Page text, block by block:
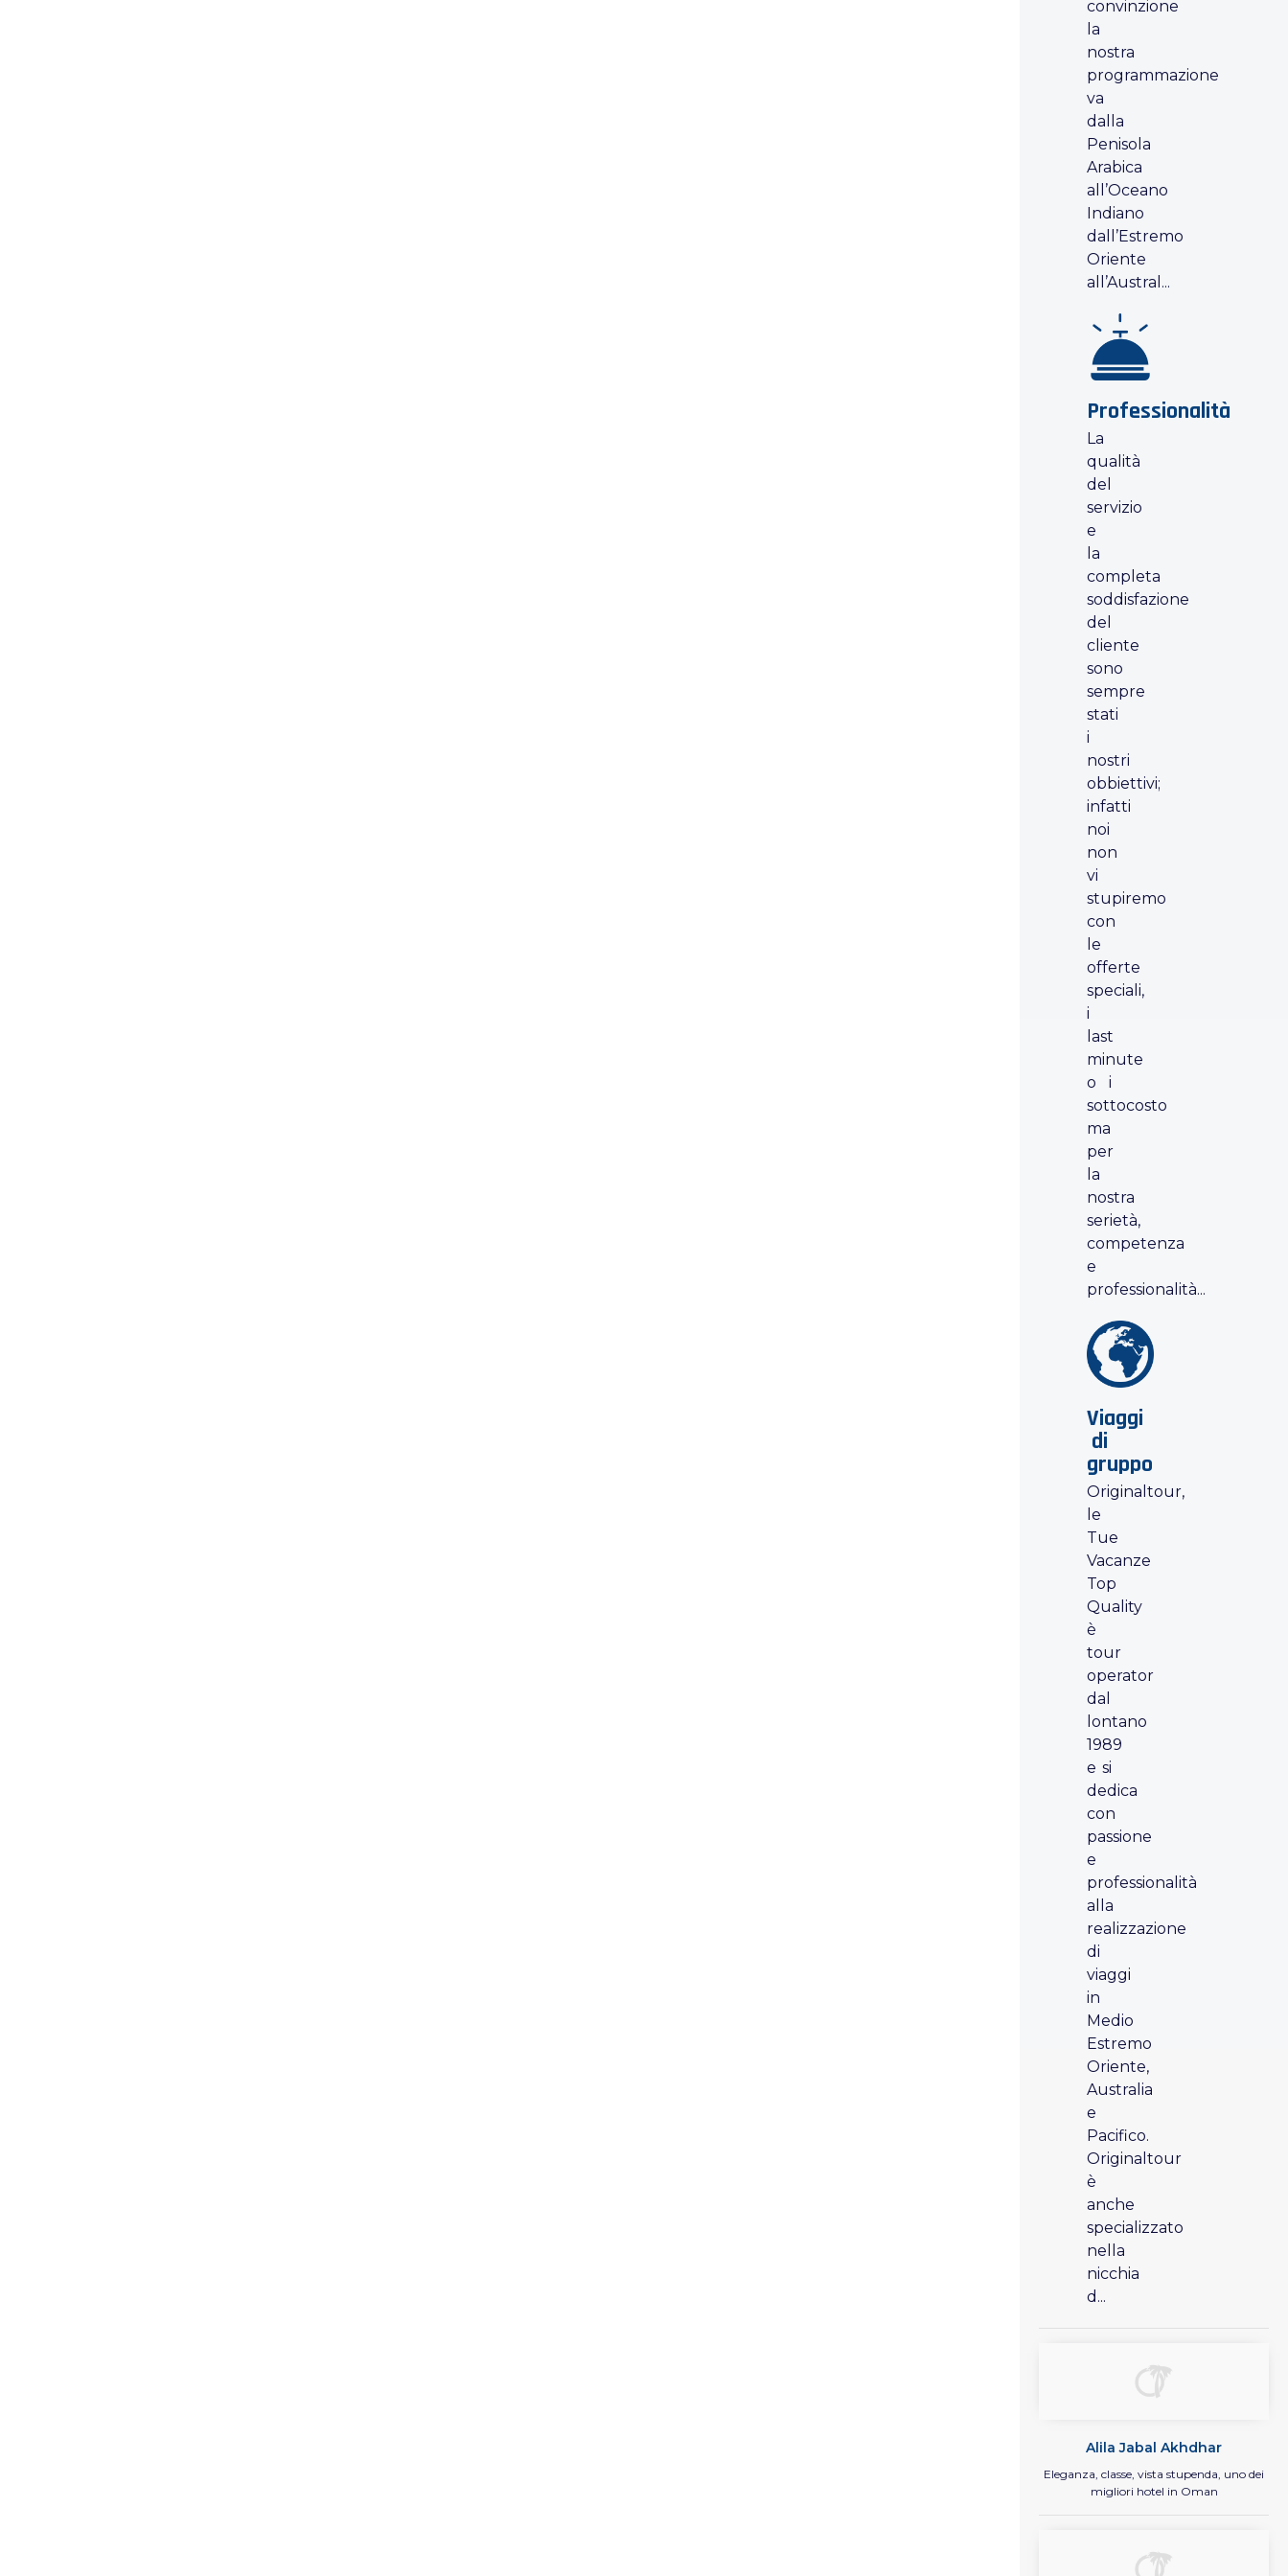
convinzione
la
nostra
programmazione
va
dalla
Penisola
Arabica
all’Oceano
Indiano
dall’Estremo
Oriente
all’Austral...
Professionalità
La
qualità
del
servizio
e
la
completa
soddisfazione
del
cliente
sono
sempre
stati
i
nostri
obbiettivi;
infatti
noi
non
vi
stupiremo
con
le
offerte
speciali,
i
last
minute
o i
sottocosto
ma
per
la
nostra
serietà,
competenza
e
professionalità...
Viaggi
di
gruppo
Originaltour,
le
Tue
Vacanze
Top
Quality
è
tour
operator
dal
lontano
1989
e si
dedica
con
passione
e
professionalità
alla
realizzazione
di
viaggi
in
Medio
Estremo
Oriente,
Australia
e
Pacifico.
Originaltour
è
anche
specializzato
nella
nicchia
d...
Alila Jabal Akhdhar
Eleganza, classe, vista stupenda, uno dei
migliori hotel in Oman